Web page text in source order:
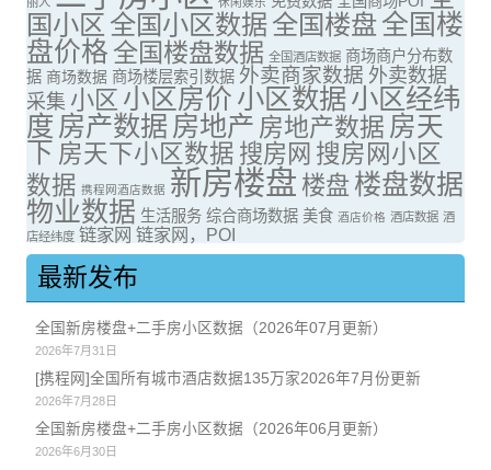
国小区 全国小区数据全国楼盘全国楼
盘价格 全国楼盘数据 全国酒店数据 商场商户分布数
据 商场数据 商场楼层索引数据 外卖商家数据 外卖数据
采集 小区 小区房价 小区数据小区经纬
度 房产数据 房地产 房地产数据 房天
下 房天下小区数据 搜房网 搜房网小区
数据 携程网酒店数据 新房楼盘 楼盘 楼盘数据
物业数据 生活服务 综合商场数据 美食 酒店价格 酒店数据 酒
店经纬度 链家网 链家网，POI
最新发布
全国新房楼盘+二手房小区数据（2026年07月更新）
2026年7月31日
[携程网]全国所有城市酒店数据135万家2026年7月份更新
2026年7月28日
全国新房楼盘+二手房小区数据（2026年06月更新）
2026年6月30日